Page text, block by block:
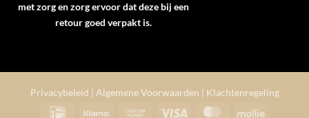
met zorg en zorg ervoor dat deze bij een
retour goed verpakt is.
Privacybeleid | Algemene Voorwaarden | Klachtenregeling
IDeal
Klarna
Cash
Visa MasterCardMollie